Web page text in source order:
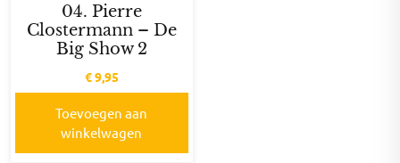
04. Pierre
Clostermann – De
Big Show 2
€9,95
Toevoegen aan
winkelwagen